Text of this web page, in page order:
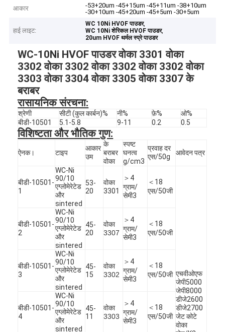
आकार
-53+20um -45+15um -45+11um -38+10um
-30+10um -45+20um -45+5um -30+5um
हाई लाइट:
WC 10Ni HVOF पाउडर,
WC 10Ni शेरिकल HVOF पाउडर,
20um HVOF थर्मल स्प्रे पाउडर
WC-10Ni HVOF पाउडर वोका 3301 वोका
3302 वोका 3302 वोका 3302 वोका 3302 वोका
3303 वोका 3304 वोका 3305 वोका 3307 के
बराबर
रासायनिक संरचना:
श्रेणी सीटी (कुल कार्बन)% नी% फ़े%
ओ%
बीडी-10501
5.1-5.8 9-11 0.2 0.5
विशिष्टता और भौतिक गुण:
ऐनक। टाइप
आकार
उम
के
बराबर
वोका
स्पष्ट
घनत्व
g/cm3
प्रवाह दर
एस/50g
आवेदन पत्र
बीडी-10501-
1
WC-Ni
90/10
एग्लोमेरेटेड
और
sintered
53-
20
वोका
3301
＞4
ग्राम/
सेमी3
＜18
एस/50जी
एचवीओएफ
जेपी5000
जेपी8000
डीजे2600
डीजे2700
जेट कोटे
वोका
बीडी-10501-
2
WC-Ni
90/10
एग्लोमेरेटेड
और
sintered
45-
20
वोका
3307
＞4
ग्राम/
सेमी3
＜18
एस/50जी
बीडी-10501-
3
WC-Ni
90/10
एग्लोमेरेटेड
और
sintered
45-
15
वोका
3302
＞4
ग्राम/
सेमी3
＜18
एस/50जी
बीडी-10501-
4
WC-Ni
90/10
एग्लोमेरेटेड
और
sintered
45-
11
वोका
3303
＞4
ग्राम/
सेमी3
＜18
एस/50जी